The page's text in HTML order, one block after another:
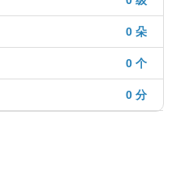
0 朵
0 个
0 分